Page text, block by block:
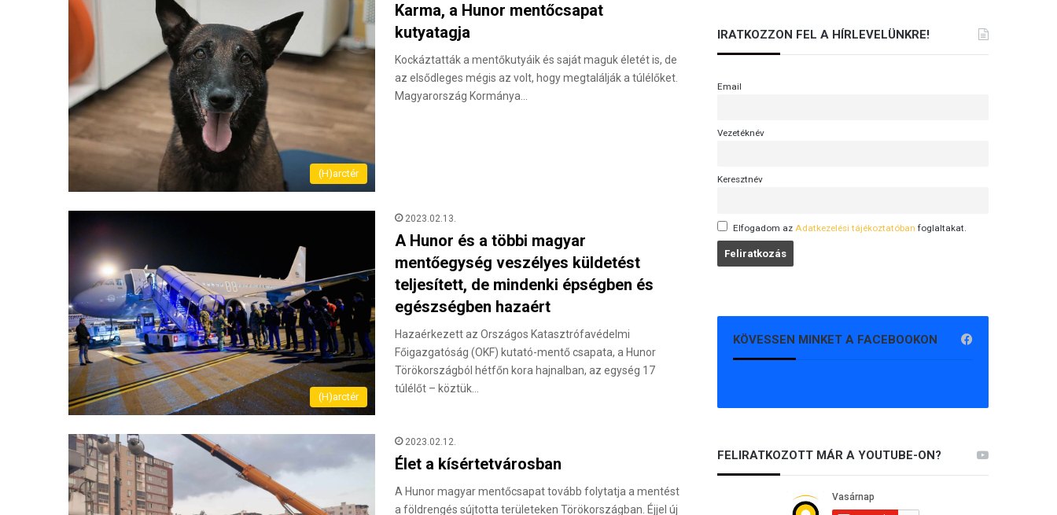
(H)arctér
Karma, a Hunor mentőcsapat
kutyatagja
Kockáztatták a mentőkutyáik és saját maguk életét is, de
az elsődleges mégis az volt, hogy megtalálják a túlélőket.
Magyarország Kormánya…
(H)arctér
2023.02.13.
A Hunor és a többi magyar
mentőegység veszélyes küldetést
teljesített, de mindenki épségben és
egészségben hazaért
Hazaérkezett az Országos Katasztrófavédelmi
Főigazgatóság (OKF) kutató-mentő csapata, a Hunor
Törökországból hétfőn kora hajnalban, az egység 17
túlélőt – köztük…
2023.02.12.
Élet a kísértetvárosban
A Hunor magyar mentőcsapat tovább folytatja a mentést
a földrengés sújtotta területeken Törökországban. Éjjel új
IRATKOZZON FEL A HÍRLEVELÜNKRE!
Email
Vezetéknév
Keresztnév
Elfogadom az Adatkezelési tájékoztatóban foglaltakat.
KÖVESSEN MINKET A FACEBOOKON
FELIRATKOZOTT MÁR A YOUTUBE-ON?